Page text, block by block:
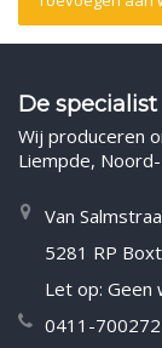
De
Wij produceren
Liempde,
Van
5281 RP
Let op: Geen
0411-